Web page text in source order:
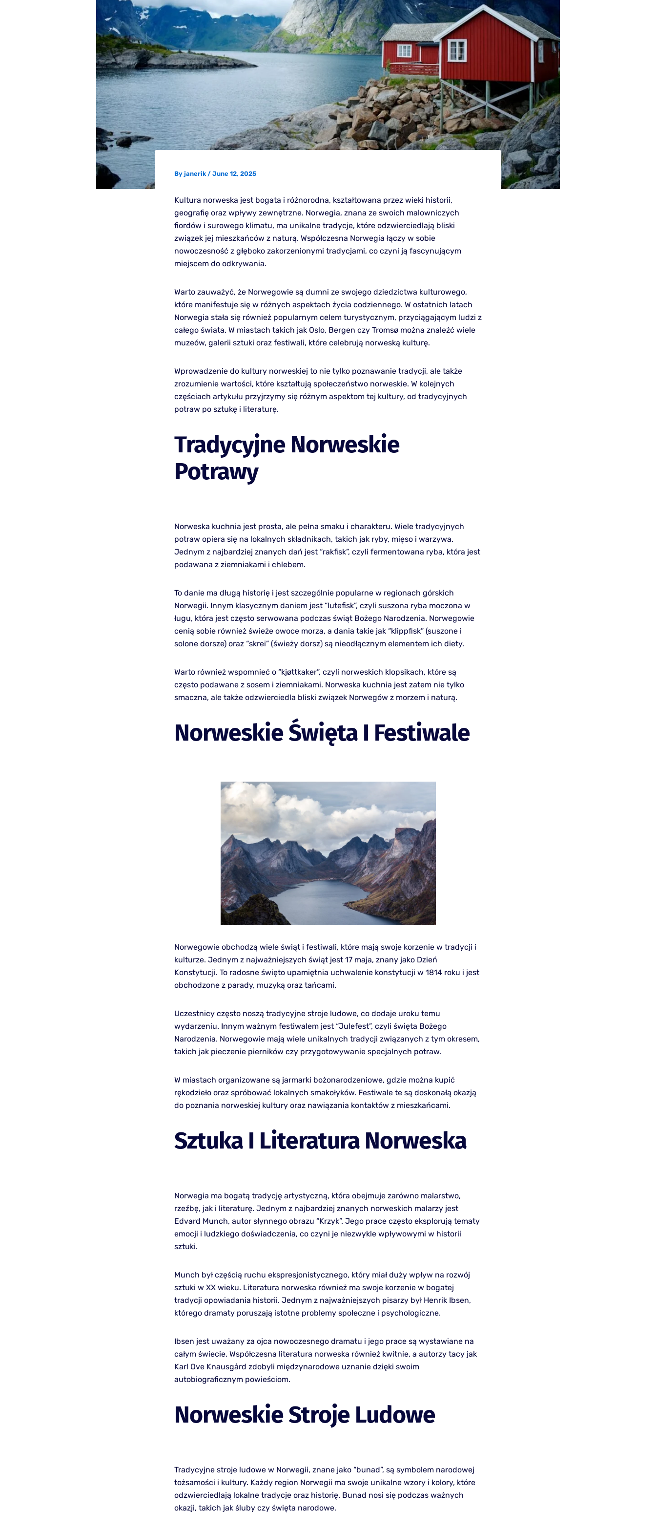
By janerik / June 12, 2025
Kultura norweska jest bogata i różnorodna, kształtowana przez wieki historii,
geografię oraz wpływy zewnętrzne. Norwegia, znana ze swoich malowniczych
fiordów i surowego klimatu, ma unikalne tradycje, które odzwierciedlają bliski
związek jej mieszkańców z naturą. Współczesna Norwegia łączy w sobie
nowoczesność z głęboko zakorzenionymi tradycjami, co czyni ją fascynującym
miejscem do odkrywania.
Warto zauważyć, że Norwegowie są dumni ze swojego dziedzictwa kulturowego,
które manifestuje się w różnych aspektach życia codziennego. W ostatnich latach
Norwegia stała się również popularnym celem turystycznym, przyciągającym ludzi z
całego świata. W miastach takich jak Oslo, Bergen czy Tromsø można znaleźć wiele
muzeów, galerii sztuki oraz festiwali, które celebrują norweską kulturę.
Wprowadzenie do kultury norweskiej to nie tylko poznawanie tradycji, ale także
zrozumienie wartości, które kształtują społeczeństwo norweskie. W kolejnych
częściach artykułu przyjrzymy się różnym aspektom tej kultury, od tradycyjnych
potraw po sztukę i literaturę.
Tradycyjne Norweskie
Potrawy
Norweska kuchnia jest prosta, ale pełna smaku i charakteru. Wiele tradycyjnych
potraw opiera się na lokalnych składnikach, takich jak ryby, mięso i warzywa.
Jednym z najbardziej znanych dań jest “rakfisk”, czyli fermentowana ryba, która jest
podawana z ziemniakami i chlebem.
To danie ma długą historię i jest szczególnie popularne w regionach górskich
Norwegii. Innym klasycznym daniem jest “lutefisk”, czyli suszona ryba moczona w
ługu, która jest często serwowana podczas świąt Bożego Narodzenia. Norwegowie
cenią sobie również świeże owoce morza, a dania takie jak “klippfisk” (suszone i
solone dorsze) oraz “skrei” (świeży dorsz) są nieodłącznym elementem ich diety.
Warto również wspomnieć o “kjøttkaker”, czyli norweskich klopsikach, które są
często podawane z sosem i ziemniakami. Norweska kuchnia jest zatem nie tylko
smaczna, ale także odzwierciedla bliski związek Norwegów z morzem i naturą.
Norweskie Święta I Festiwale
Norwegowie obchodzą wiele świąt i festiwali, które mają swoje korzenie w tradycji i
kulturze. Jednym z najważniejszych świąt jest 17 maja, znany jako Dzień
Konstytucji. To radosne święto upamiętnia uchwalenie konstytucji w 1814 roku i jest
obchodzone z parady, muzyką oraz tańcami.
Uczestnicy często noszą tradycyjne stroje ludowe, co dodaje uroku temu
wydarzeniu. Innym ważnym festiwalem jest “Julefest”, czyli święta Bożego
Narodzenia. Norwegowie mają wiele unikalnych tradycji związanych z tym okresem,
takich jak pieczenie pierników czy przygotowywanie specjalnych potraw.
W miastach organizowane są jarmarki bożonarodzeniowe, gdzie można kupić
rękodzieło oraz spróbować lokalnych smakołyków. Festiwale te są doskonałą okazją
do poznania norweskiej kultury oraz nawiązania kontaktów z mieszkańcami.
Sztuka I Literatura Norweska
Norwegia ma bogatą tradycję artystyczną, która obejmuje zarówno malarstwo,
rzeźbę, jak i literaturę. Jednym z najbardziej znanych norweskich malarzy jest
Edvard Munch, autor słynnego obrazu “Krzyk”. Jego prace często eksplorują tematy
emocji i ludzkiego doświadczenia, co czyni je niezwykle wpływowymi w historii
sztuki.
Munch był częścią ruchu ekspresjonistycznego, który miał duży wpływ na rozwój
sztuki w XX wieku. Literatura norweska również ma swoje korzenie w bogatej
tradycji opowiadania historii. Jednym z najważniejszych pisarzy był Henrik Ibsen,
którego dramaty poruszają istotne problemy społeczne i psychologiczne.
Ibsen jest uważany za ojca nowoczesnego dramatu i jego prace są wystawiane na
całym świecie. Współczesna literatura norweska również kwitnie, a autorzy tacy jak
Karl Ove Knausgård zdobyli międzynarodowe uznanie dzięki swoim
autobiograficznym powieściom.
Norweskie Stroje Ludowe
Tradycyjne stroje ludowe w Norwegii, znane jako “bunad”, są symbolem narodowej
tożsamości i kultury. Każdy region Norwegii ma swoje unikalne wzory i kolory, które
odzwierciedlają lokalne tradycje oraz historię. Bunad nosi się podczas ważnych
okazji, takich jak śluby czy święta narodowe.